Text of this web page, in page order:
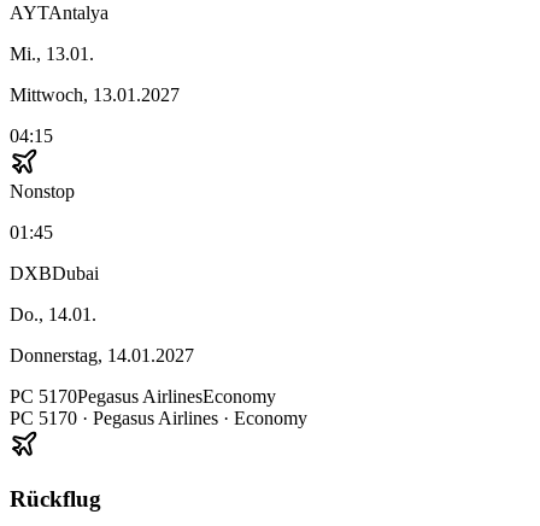
AYTAntalya
Mi., 13.01.
Mittwoch, 13.01.2027
04:15
Nonstop
01:45
DXBDubai
Do., 14.01.
Donnerstag, 14.01.2027
PC 5170Pegasus AirlinesEconomy
PC 5170 · Pegasus Airlines · Economy
Rückflug